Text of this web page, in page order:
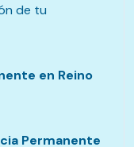
de tu
en Reino
Permanente